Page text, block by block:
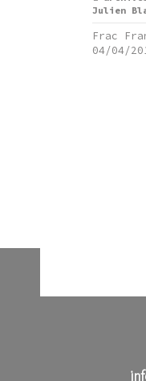
Julien
Frac
04/04/